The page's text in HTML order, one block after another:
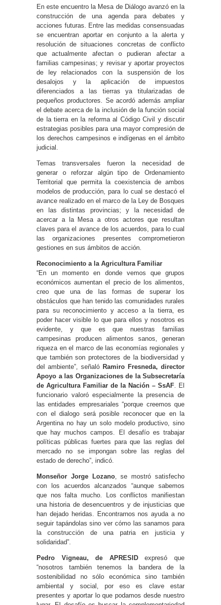
En este encuentro la Mesa de Diálogo avanzó en la
construcción de una agenda para debates y
acciones futuras. Entre las medidas consensuadas
se encuentran aportar en conjunto a la alerta y
resolución de situaciones concretas de conflicto
que actualmente afectan o pudieran afectar a
familias campesinas; y revisar y aportar proyectos
de ley relacionados con la suspensión de los
desalojos y la aplicación de impuestos
diferenciados a las tierras ya titularizadas de
pequeños productores. Se acordó además ampliar
el debate acerca de la inclusión de la función social
de la tierra en la reforma al Código Civil y discutir
estrategias posibles para una mayor compresión de
los derechos campesinos e indígenas en el ámbito
judicial.
Temas transversales fueron la necesidad de
generar o reforzar algún tipo de Ordenamiento
Territorial que permita la coexistencia de ambos
modelos de producción, para lo cual se destacó el
avance realizado en el marco de la Ley de Bosques
en las distintas provincias; y la necesidad de
acercar a la Mesa a otros actores que resultan
claves para el avance de los acuerdos, para lo cual
las organizaciones presentes comprometieron
gestiones en sus ámbitos de acción.
Reconocimiento a la Agricultura Familiar
“En un momento en donde vemos que grupos
económicos aumentan el precio de los alimentos,
creo que una de las formas de superar los
obstáculos que han tenido las comunidades rurales
para su reconocimiento y acceso a la tierra, es
poder hacer visible lo que para ellos y nosotros es
evidente, y que es que nuestras familias
campesinas producen alimentos sanos, generan
riqueza en el marco de las economías regionales y
que también son protectores de la biodiversidad y
del ambiente”, señaló Ramiro Fresneda, director
Apoyo a las Organizaciones de la Subsecretaría
de Agricultura Familiar de la Nación – SsAF. El
funcionario valoró especialmente la presencia de
las entidades empresariales “porque creemos que
con el dialogo será posible reconocer que en la
Argentina no hay un solo modelo productivo, sino
que hay muchos campos. El desafío es trabajar
políticas públicas fuertes para que las reglas del
mercado no se impongan sobre las reglas del
estado de derecho”, indicó.
Monseñor Jorge Lozano, se mostró satisfecho
con los acuerdos alcanzados “aunque sabemos
que nos falta mucho. Los conflictos manifiestan
una historia de desencuentros y de injusticias que
han dejado heridas. Encontrarnos nos ayuda a no
seguir tapándolas sino ver cómo las sanamos para
la construcción de una patria en justicia y
solidaridad”.
Pedro Vigneau, de APRESIDexpresó que
“nosotros también tenemos la bandera de la
sostenibilidad no sólo económica sino también
ambiental y social, por eso es clave estar
presentes y aportar lo que podamos desde nuestro